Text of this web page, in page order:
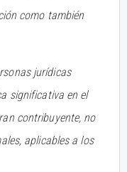
como también
jurídicas
significativa en el
contribuyente, no
aplicables a los